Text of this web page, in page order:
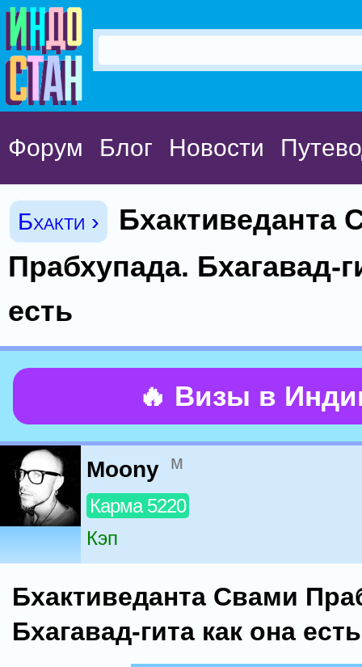
Форум Блог Новости
Бхакти ›
Бхактиведанта
Прабхупада. Бхагавад-
есть
🔥 Визы в
Moony м
Карма 5220
Кэп
Бхактиведанта Свами
Бхагавад-гита как она есть